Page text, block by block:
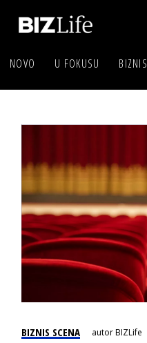
NOVO U FOKUSU BIZNIS
BIZNIS SCENA autorBIZLife